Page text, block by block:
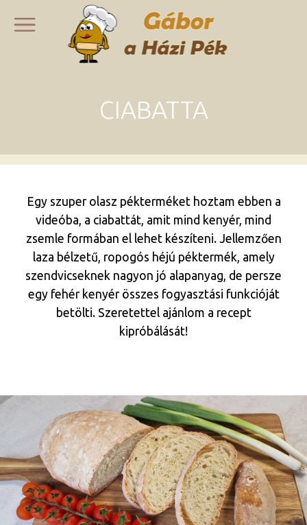
CIABATTA
Egy szuper olasz pékterméket hoztam ebben a
videóba, a ciabattát, amit mind kenyér, mind
zsemle formában el lehet készíteni. Jellemzően
laza bélzetű, ropogós héjú péktermék, amely
szendvicseknek nagyon jó alapanyag, de persze
egy fehér kenyér összes fogyasztási funkcióját
betölti. Szeretettel ajánlom a recept
kipróbálását!